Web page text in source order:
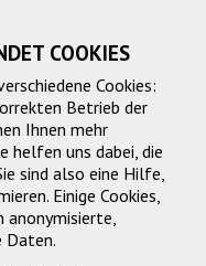
COOKIES
Cookies:
Betrieb der
Ihnen mehr
helfen uns dabei, die
sind also eine Hilfe,
Einige Cookies,
Daten.